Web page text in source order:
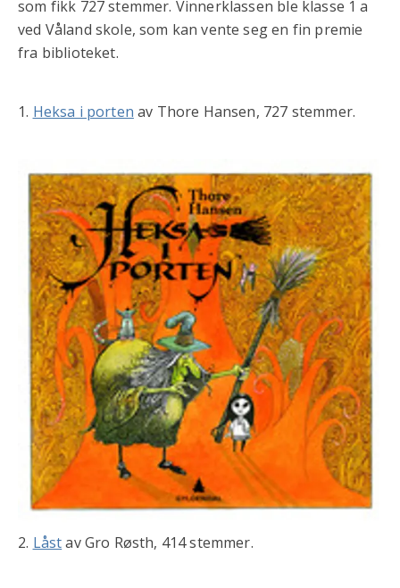
som fikk 727 stemmer. Vinnerklassen ble klasse 1 a
ved Våland skole, som kan vente seg en fin premie
fra biblioteket.
1. Heksa i porten av Thore Hansen, 727 stemmer.
2. Låstav Gro Røsth, 414 stemmer.